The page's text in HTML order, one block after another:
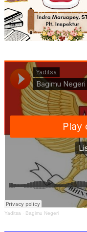
Yaditsa · Bagimu Negeri